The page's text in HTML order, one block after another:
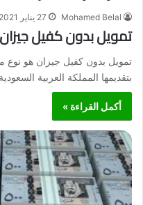
Mohamed Belal 27 يناير 2021
تمويل بدون كفيل
تمويل بدون كفيل جيزان هو نوع
بتقديمها المملكة العربية
أكمل القراءة »